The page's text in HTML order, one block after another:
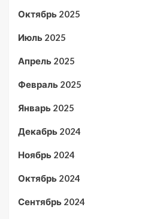
Октябрь 2025
Июль 2025
Апрель 2025
Февраль 2025
Январь 2025
Декабрь 2024
Ноябрь 2024
Октябрь 2024
Сентябрь 2024